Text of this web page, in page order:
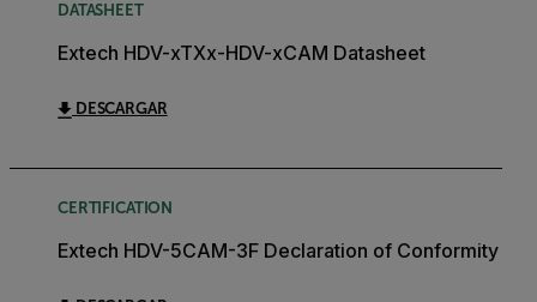
DATASHEET
Extech HDV-xTXx-HDV-xCAM Datasheet
DESCARGAR
CERTIFICATION
Extech HDV-5CAM-3F Declaration of Conformity